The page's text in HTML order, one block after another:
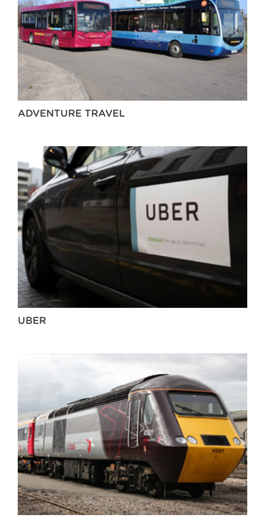
ADVENTURE TRAVEL
UBER